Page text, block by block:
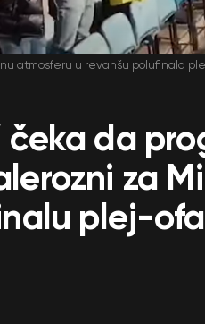
atmosferu u revanšu polufinala
da
za
plej-ofa